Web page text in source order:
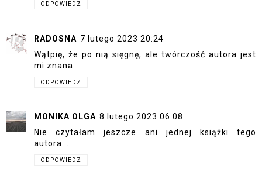
ODPOWIEDZ
RADOSNA 7 lutego 2023 20:24
Wątpię, że po nią sięgnę, ale twórczość autora jest
mi znana.
ODPOWIEDZ
MONIKA OLGA 8 lutego 2023 06:08
Nie czytałam jeszcze ani jednej książki tego
autora...
ODPOWIEDZ